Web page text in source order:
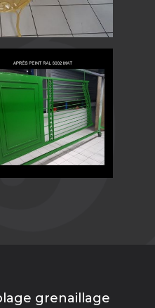
grenaillage